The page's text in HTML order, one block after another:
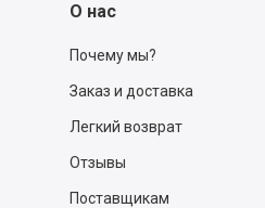
О нас
Почему мы?
Заказ и доставка
Легкий возврат
Отзывы
Поставщикам